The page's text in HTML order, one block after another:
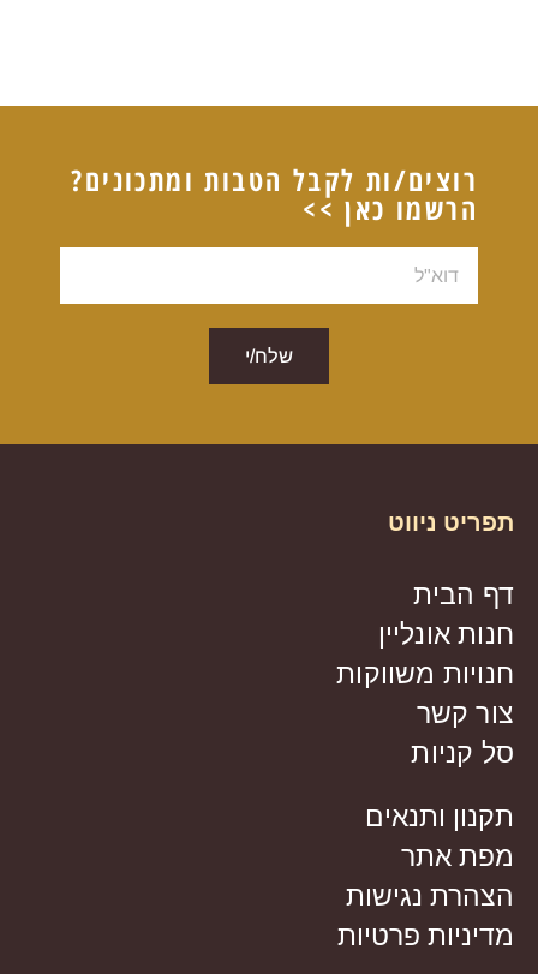
רוצים/ות לקבל הטבות ומתכונים?
הרשמו כאן >>
שלח/י
תפריט ניווט
דף הבית
חנות אונליין
חנויות משווקות
צור קשר
סל קניות
תקנון ותנאים
מפת אתר
הצהרת נגישות
מדיניות פרטיות